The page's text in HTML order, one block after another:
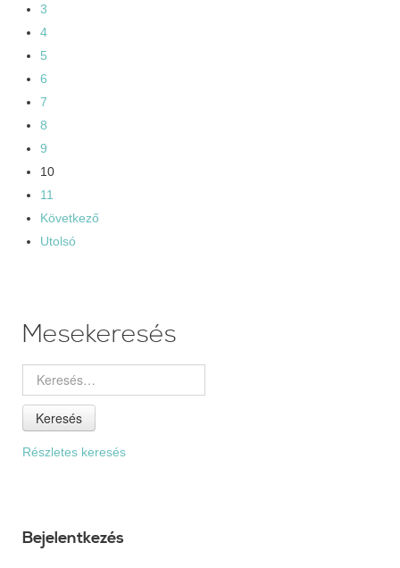
3
4
5
6
7
8
9
10
11
Következő
Utolsó
Mesekeresés
Keresés
Részletes keresés
Bejelentkezés